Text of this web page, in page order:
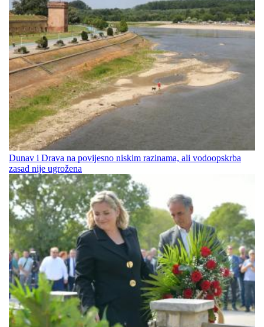
Dunav i Drava na povijesno niskim razinama, ali vodoopskrba
zasad nije ugrožena